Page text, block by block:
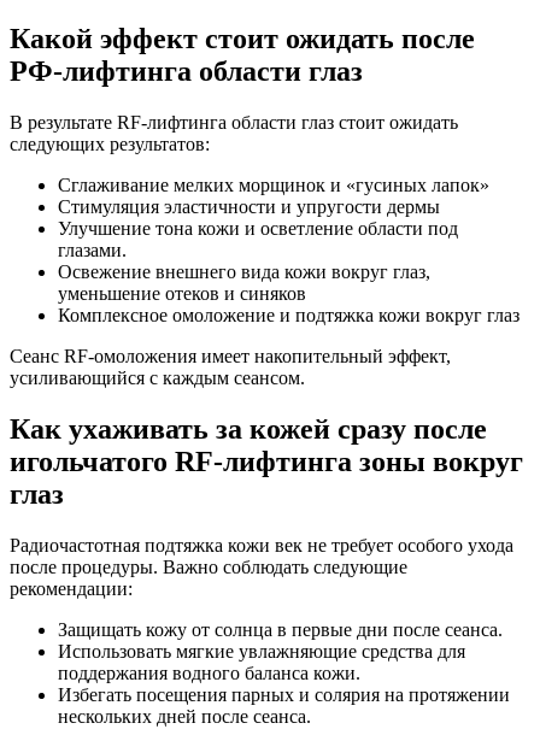
Какой эффект стоит ожидать после
РФ-лифтинга области глаз
В результате RF-лифтинга области глаз стоит ожидать
следующих результатов:
Сглаживание мелких морщинок и «гусиных лапок»
Стимуляция эластичности и упругости дермы
Улучшение тона кожи и осветление области под
глазами.
Освежение внешнего вида кожи вокруг глаз,
уменьшение отеков и синяков
Комплексное омоложение и подтяжка кожи вокруг глаз
Сеанс RF-омоложения имеет накопительный эффект,
усиливающийся с каждым сеансом.
Как ухаживать за кожей сразу после
игольчатого RF-лифтинга зоны вокруг
глаз
Радиочастотная подтяжка кожи век не требует особого ухода
после процедуры. Важно соблюдать следующие
рекомендации:
Защищать кожу от солнца в первые дни после сеанса.
Использовать мягкие увлажняющие средства для
поддержания водного баланса кожи.
Избегать посещения парных и солярия на протяжении
нескольких дней после сеанса.